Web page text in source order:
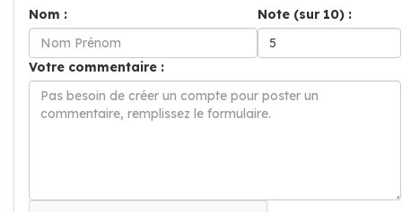
Nom :
Note (sur 10) :
Votre commentaire :